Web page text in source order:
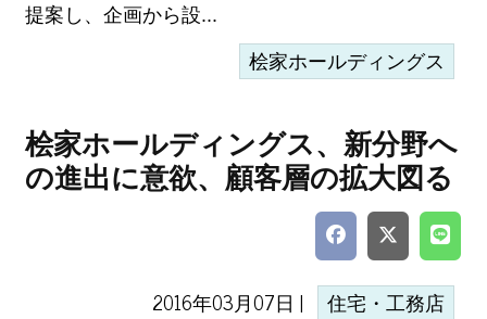
提案し、企画から設...
桧家ホールディングス
桧家ホールディングス、新分野へ
の進出に意欲、顧客層の拡大図る
2016年03月07日 | 住宅・工務店